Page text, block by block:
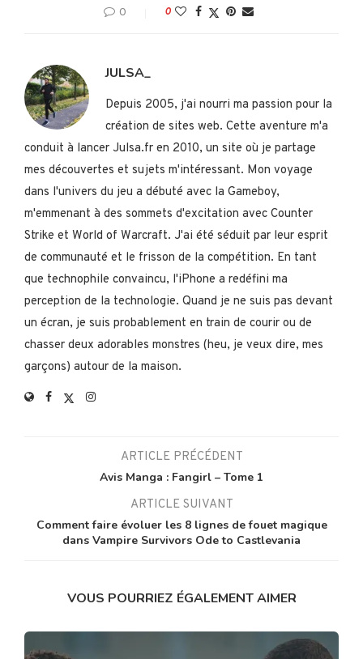
0 0
JULSA_
Depuis 2005, j'ai nourri ma passion pour la
création de sites web. Cette aventure m'a
conduit à lancer Julsa.fr en 2010, un site où je partage
mes découvertes et sujets m'intéressant. Mon voyage
dans l'univers du jeu a débuté avec la Gameboy,
m'emmenant à des sommets d'excitation avec Counter
Strike et World of Warcraft. J'ai été séduit par leur esprit
de communauté et le frisson de la compétition. En tant
que technophile convaincu, l'iPhone a redéfini ma
perception de la technologie. Quand je ne suis pas devant
un écran, je suis probablement en train de courir ou de
chasser deux adorables monstres (heu, je veux dire, mes
garçons) autour de la maison.
ARTICLE PRÉCÉDENT
Avis Manga : Fangirl – Tome 1
ARTICLE SUIVANT
Comment faire évoluer les 8 lignes de fouet magique
dans Vampire Survivors Ode to Castlevania
VOUS POURRIEZ ÉGALEMENT AIMER